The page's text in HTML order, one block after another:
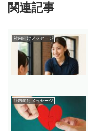
関連記事
社内向けメッセージ
社内向けメッセージ